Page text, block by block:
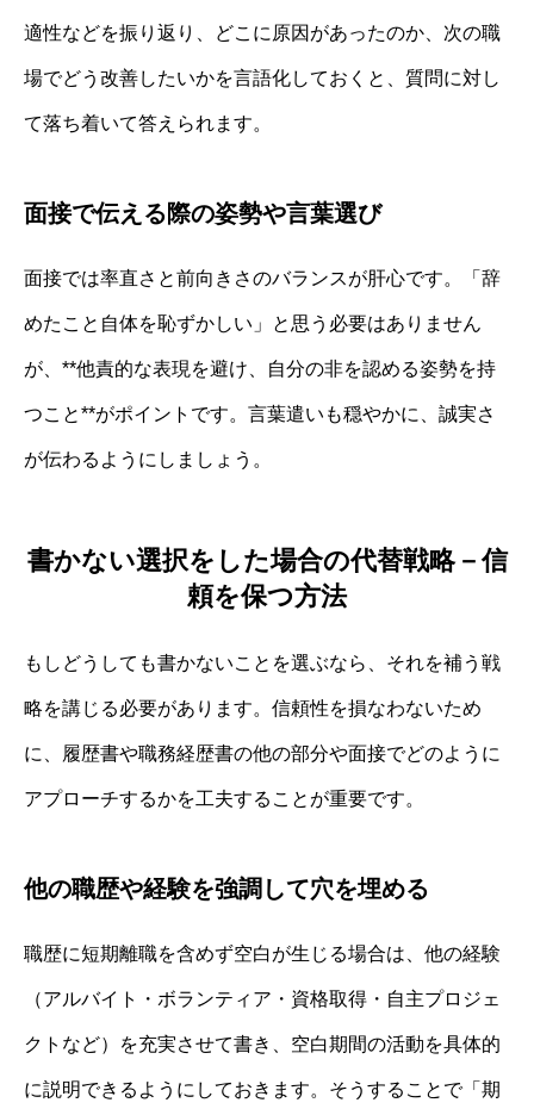
適性などを振り返り、どこに原因があったのか、次の職
場でどう改善したいかを言語化しておくと、質問に対し
て落ち着いて答えられます。
面接で伝える際の姿勢や言葉選び
面接では率直さと前向きさのバランスが肝心です。「辞
めたこと自体を恥ずかしい」と思う必要はありません
が、**他責的な表現を避け、自分の非を認める姿勢を持
つこと**がポイントです。言葉遣いも穏やかに、誠実さ
が伝わるようにしましょう。
書かない選択をした場合の代替戦略－信
頼を保つ方法
もしどうしても書かないことを選ぶなら、それを補う戦
略を講じる必要があります。信頼性を損なわないため
に、履歴書や職務経歴書の他の部分や面接でどのように
アプローチするかを工夫することが重要です。
他の職歴や経験を強調して穴を埋める
職歴に短期離職を含めず空白が生じる場合は、他の経験
（アルバイト・ボランティア・資格取得・自主プロジェ
クトなど）を充実させて書き、空白期間の活動を具体的
に説明できるようにしておきます。そうすることで「期